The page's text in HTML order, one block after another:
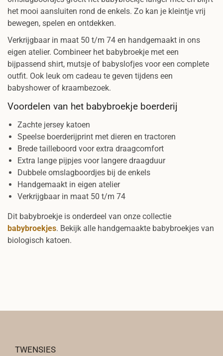
het mooi aansluiten rond de enkels. Zo kan je kleintje vrij
bewegen, spelen en ontdekken.
Verkrijgbaar in maat 50 t/m 74 en handgemaakt in ons
eigen atelier. Combineer het babybroekje met een
bijpassend shirt, mutsje of babyslofjes voor een complete
outfit. Ook leuk om cadeau te geven tijdens een
babyshower of kraambezoek.
Voordelen van het babybroekje boerderij
Zachte jersey katoen
Speelse boerderijprint met dieren en tractoren
Brede tailleboord voor extra draagcomfort
Extra lange pijpjes voor langere draagduur
Dubbele omslagboordjes bij de enkels
Handgemaakt in eigen atelier
Verkrijgbaar in maat 50 t/m 74
Dit babybroekje is onderdeel van onze collectie
babybroekjes. Bekijk alle handgemaakte babybroekjes van
biologisch katoen.
TWENSIES